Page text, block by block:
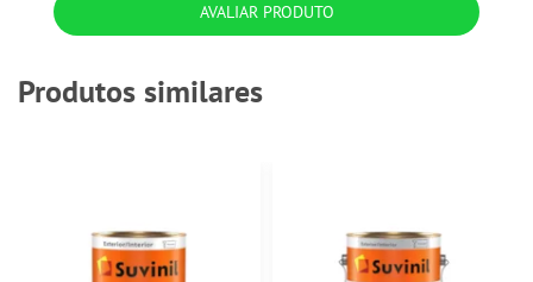
AVALIAR PRODUTO
Produtos similares